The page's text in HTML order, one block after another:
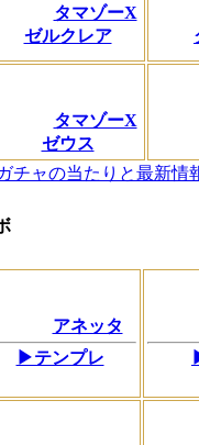
タマゾーX
ゼルクレア
タマゾーX
ゼウス
チャの当たりと最新情
アネッタ
▶テンプレ